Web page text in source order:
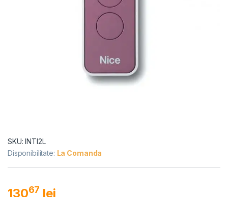
SKU: INTI2L
Disponibilitate: La Comanda
13067 lei